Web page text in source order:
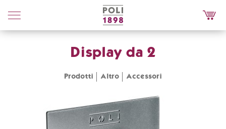
Poli
Distillerie
Display da 2
Prodotti Altro Accessori